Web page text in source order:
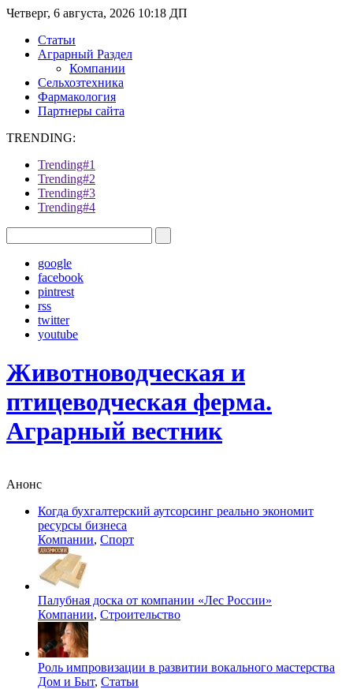
Четверг, 6 августа, 2026 10:18 ДП
Статьи
Аграрный Раздел
Компании
Сельхозтехника
Фармакология
Партнеры сайта
TRENDING:
Trending#1
Trending#2
Trending#3
Trending#4
google
facebook
pintrest
rss
twitter
youtube
Животноводческая и
птицеводческая ферма.
Аграрный вестник
Анонс
Когда бухгалтерский аутсорсинг реально экономит
ресурсы бизнеса
Компании, Спорт
Палубная доска от компании «Лес России»
Компании, Строительство
Роль импровизации в развитии вокального мастерства
Дом и Быт, Статьи